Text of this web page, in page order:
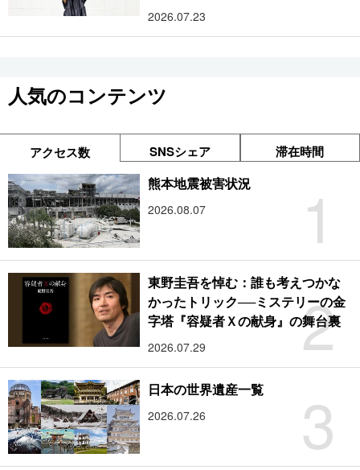
2026.07.23
人気のコンテンツ
アクセス数 SNSシェア 滞在時間
1
熊本地震被害状況
2026.08.07
2
東野圭吾を悼む：誰も考えつかな
かったトリック──ミステリーの金
字塔『容疑者Ｘの献身』の舞台裏
2026.07.29
3
日本の世界遺産一覧
2026.07.26